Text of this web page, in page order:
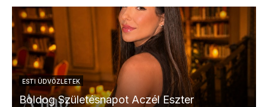
ESTI ÜDVÖZLETEK
Boldog Születésnapot Aczél Eszter